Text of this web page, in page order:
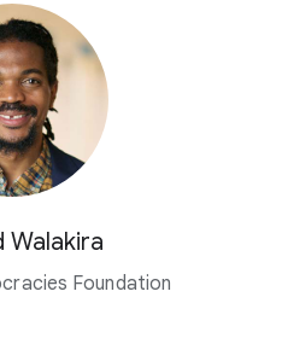
Walakira
Foundation